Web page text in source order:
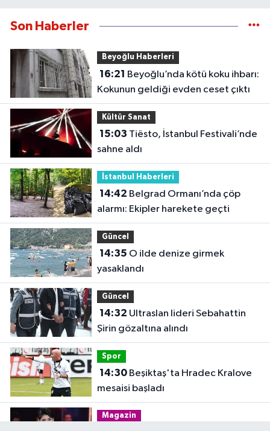
Son Haberler
Beyoğlu Haberleri
16:21
Kokunun geldiği evden ceset çıktı
Kültür Sanat
15:03
sahne aldı
İstanbul Haberleri
14:42
alarmı: Ekipler harekete geçti
Güncel
14:35
yasaklandı
Güncel
14:32
Şirin gözaltına alındı
Spor
14:30Beşiktaş'ta Hradec Kralove
mesaisi başladı
Magazin